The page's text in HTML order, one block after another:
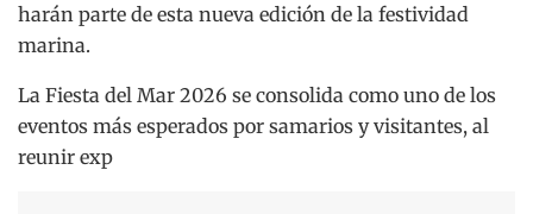
harán parte de esta nueva edición de la festividad
marina.
La Fiesta del Mar 2026 se consolida como uno de los
eventos más esperados por samarios y visitantes, al
reunir exp